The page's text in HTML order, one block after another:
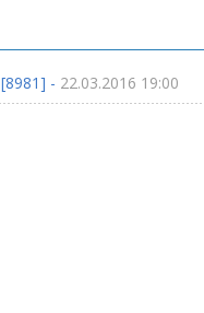
[8981] - 22.03.2016 19:00